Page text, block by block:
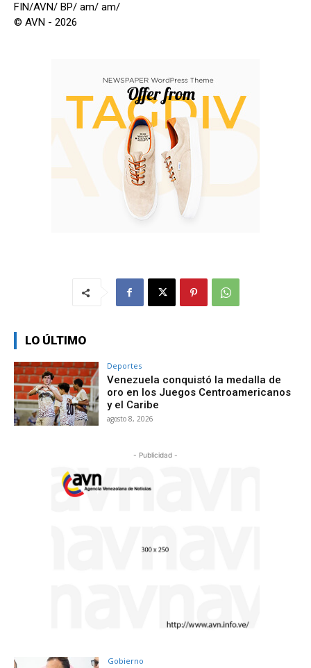
FIN/AVN/ BP/ am/ am/
© AVN - 2026
LO ÚLTIMO
Deportes
Venezuela conquistó la medalla de
oro en los Juegos Centroamericanos
y el Caribe
agosto 8, 2026
- Publicidad -
Gobierno